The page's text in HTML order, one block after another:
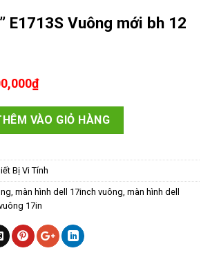
E1713S Vuông mới bh 12
₫Giá
tại
là:
1,300,000₫.
Vuông mới bh 12 tháng số lượng
VÀO GIỎ HÀNG
Bị Vi Tính
màn hình dell 17inch vuông màn hình dell
17in